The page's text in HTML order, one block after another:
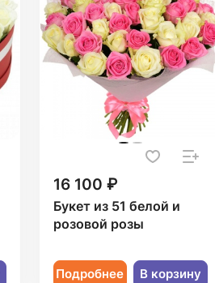
16 100 ₽
Букет из 51 белой и
розовой розы
Подробнее В корзину